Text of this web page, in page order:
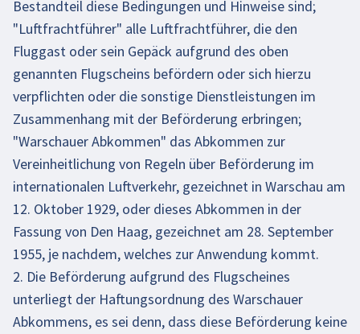
Bestandteil diese Bedingungen und Hinweise sind;
"Luftfrachtführer" alle Luftfrachtführer, die den
Fluggast oder sein Gepäck aufgrund des oben
genannten Flugscheins befördern oder sich hierzu
verpflichten oder die sonstige Dienstleistungen im
Zusammenhang mit der Beförderung erbringen;
"Warschauer Abkommen" das Abkommen zur
Vereinheitlichung von Regeln über Beförderung im
internationalen Luftverkehr, gezeichnet in Warschau am
12. Oktober 1929, oder dieses Abkommen in der
Fassung von Den Haag, gezeichnet am 28. September
1955, je nachdem, welches zur Anwendung kommt.
2. Die Beförderung aufgrund des Flugscheines
unterliegt der Haftungsordnung des Warschauer
Abkommens, es sei denn, dass diese Beförderung keine